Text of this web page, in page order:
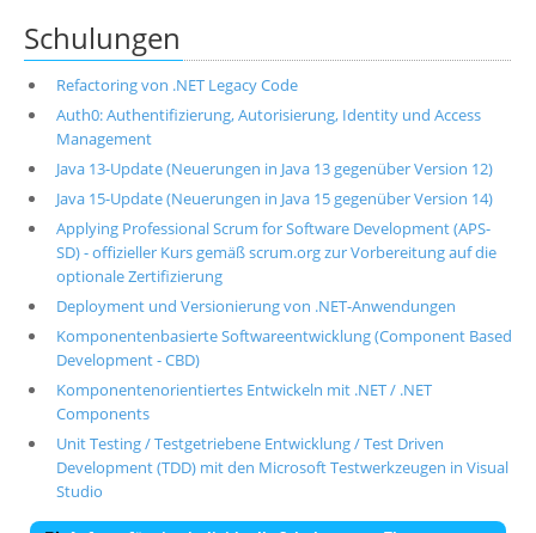
Schulungen
Refactoring von .NET Legacy Code
Auth0: Authentifizierung, Autorisierung, Identity und Access
Management
Java 13-Update (Neuerungen in Java 13 gegenüber Version 12)
Java 15-Update (Neuerungen in Java 15 gegenüber Version 14)
Applying Professional Scrum for Software Development (APS-
SD) - offizieller Kurs gemäß scrum.org zur Vorbereitung auf die
optionale Zertifizierung
Deployment und Versionierung von .NET-Anwendungen
Komponentenbasierte Softwareentwicklung (Component Based
Development - CBD)
Komponentenorientiertes Entwickeln mit .NET / .NET
Components
Unit Testing / Testgetriebene Entwicklung / Test Driven
Development (TDD) mit den Microsoft Testwerkzeugen in Visual
Studio